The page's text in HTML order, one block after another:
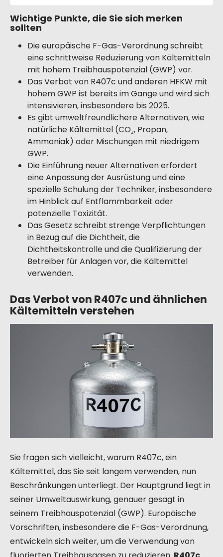
Wichtige Punkte, die Sie sich merken
sollten
Die europäische F-Gas-Verordnung schreibt
eine schrittweise Reduzierung von Kältemitteln
mit hohem Treibhauspotenzial (GWP) vor.
Das Verbot von R407c und anderen HFKW mit
hohem GWP ist bereits im Gange und wird sich
intensivieren, insbesondere bis 2025.
Es gibt umweltfreundlichere Alternativen, wie
natürliche Kältemittel (CO₂, Propan,
Ammoniak) oder Mischungen mit niedrigem
GWP.
Die Einführung neuer Alternativen erfordert
eine Anpassung der Ausrüstung und eine
spezielle Schulung der Techniker, insbesondere
im Hinblick auf Entflammbarkeit oder
potenzielle Toxizität.
Das Gesetz schreibt strenge Verpflichtungen
in Bezug auf die Dichtheit, die
Dichtheitskontrolle und die Qualifizierung der
Betreiber für Anlagen vor, die Kältemittel
verwenden.
Das Verbot von R407c und ähnlichen
Kältemitteln verstehen
Sie fragen sich vielleicht, warum R407c, ein
Kältemittel, das Sie seit langem verwenden, nun
Beschränkungen unterliegt. Der Hauptgrund liegt in
seiner Umweltauswirkung, genauer gesagt in
seinem Treibhauspotenzial (GWP). Europäische
Vorschriften, insbesondere die F-Gas-Verordnung,
entwickeln sich weiter, um die Verwendung von